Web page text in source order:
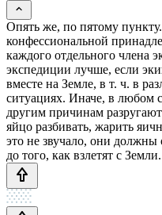
Опять же, по пятому
конфессиональной
каждого отдельного члена
экспедиции лучше, если
вместе на Земле, в т. ч. в
ситуациях. Иначе, в любом
другим причинам
яйцо разбивать, жарить
это не звучало, они должны
до того, как взлетят с Земли.